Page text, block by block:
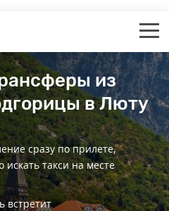
из
в Люту
сразу по прилете,
искать такси на месте
встретит